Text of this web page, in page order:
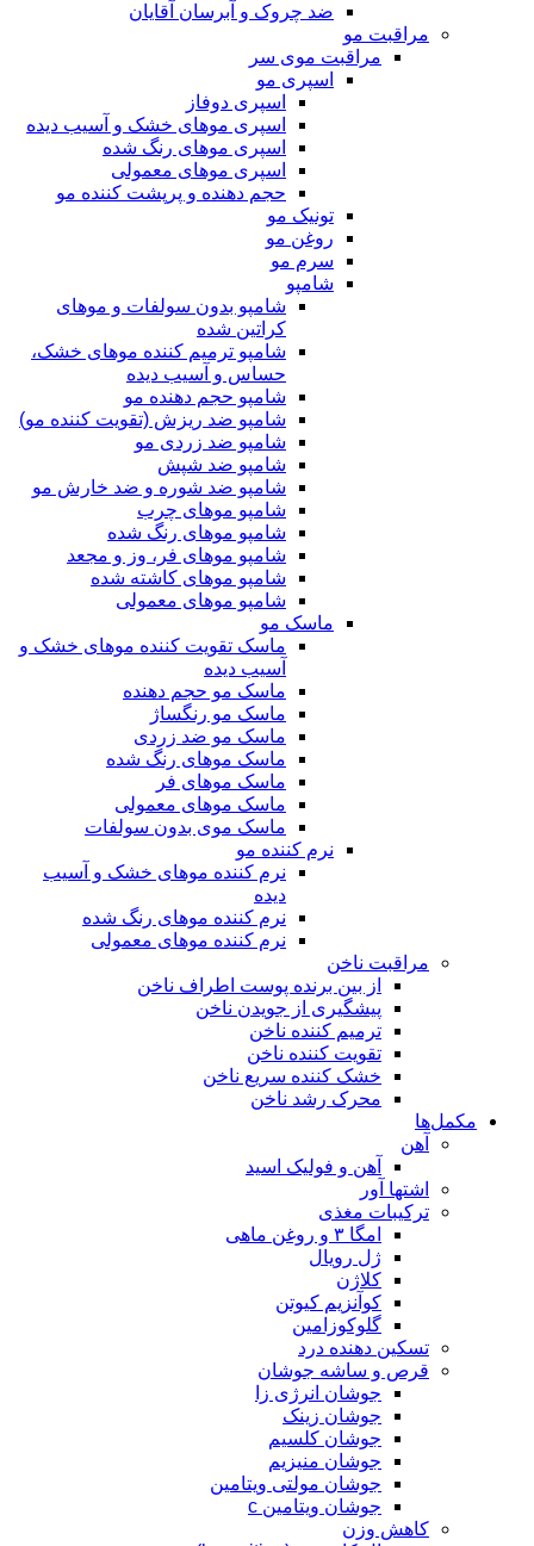
ضد چروک و آبرسان آقایان
مراقبت مو
مراقبت موی سر
اسپری مو
اسپری دوفاز
اسپری موهای خشک و آسیب دیده
اسپری موهای رنگ شده
اسپری موهای معمولی
حجم دهنده و پرپشت کننده مو
تونیک مو
روغن مو
سرم مو
شامپو
شامپو بدون سولفات و موهای
کراتین شده
شامپو ترمیم کننده موهای خشک،
حساس و آسیب دیده
شامپو حجم دهنده مو
شامپو ضد ریزش (تقویت کننده مو)
شامپو ضد زردی مو
شامپو ضد شپش
شامپو ضد شوره و ضد خارش مو
شامپو موهای چرب
شامپو موهای رنگ شده
شامپو موهای فر، وز و مجعد
شامپو موهای کاشته شده
شامپو موهای معمولی
ماسک مو
ماسک تقویت کننده موهای خشک و
آسیب دیده
ماسک مو حجم دهنده
ماسک مو رنگساژ
ماسک مو ضد زردی
ماسک موهای رنگ شده
ماسک موهای فر
ماسک موهای معمولی
ماسک موی بدون سولفات
نرم کننده مو
نرم کننده موهای خشک و آسیب
دیده
نرم کننده موهای رنگ شده
نرم کننده موهای معمولی
مراقبت ناخن
از بین برنده پوست اطراف ناخن
پیشگیری از جویدن ناخن
ترمیم کننده ناخن
تقویت کننده ناخن
خشک کننده سریع ناخن
محرک رشد ناخن
مکمل‌ها
آهن
آهن و فولیک اسید
اشتها آور
ترکیبات مغذی
امگا ۳ و روغن ماهی
ژل رویال
کلاژن
کوآنزیم کیوتن
گلوکوزامین
تسکین دهنده درد
قرص و ساشه جوشان
جوشان انرژی زا
جوشان زینک
جوشان کلسیم
جوشان منیزیم
جوشان مولتی ویتامین
جوشان ویتامین c
کاهش وزن